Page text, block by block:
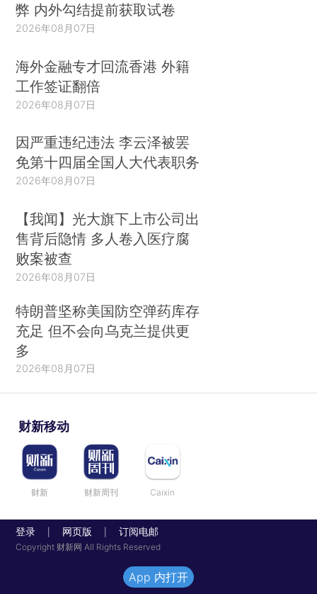
弊 内外勾结提前获取试卷
2026年08月07日
海外金融专才回流香港 外籍
工作签证翻倍
2026年08月07日
因严重违纪违法 李云泽被罢
免第十四届全国人大代表职务
2026年08月07日
【我闻】光大旗下上市公司出
售背后隐情 多人卷入医疗腐
败案被查
2026年08月07日
特朗普坚称美国防空弹药库存
充足 但不会向乌克兰提供更
多
2026年08月07日
财新移动
财新 财新周刊 Caixin
登录 网页版 订阅电邮
Copyright 财新网 All Rights Reserved
App 内打开